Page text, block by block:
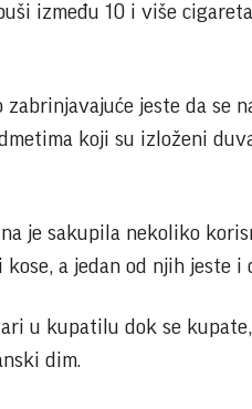
između 10 i više
zabrinjavajuće jeste da se
koji su izloženi
je sakupila nekoliko
kose, a jedan od njih
u kupatilu dok se
dim.